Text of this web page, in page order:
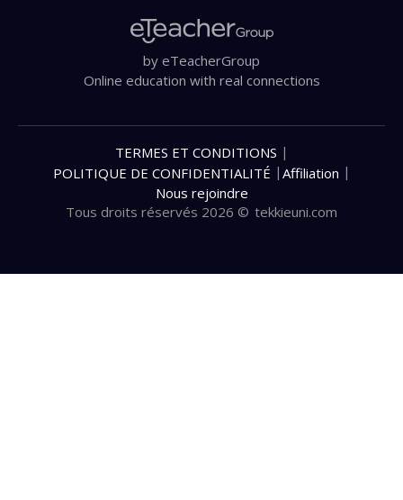
by eTeacherGroup
Online education with real connections
Tous droits réservés 2026 © tekkieuni.com
TERMES ET CONDITIONS |
POLITIQUE DE CONFIDENTIALITÉ | Affiliation |
Nous rejoindre